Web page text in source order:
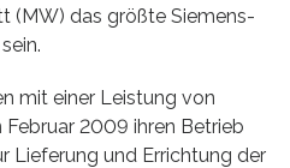
(MW) das größte Siemens-
mit einer Leistung von
2009 ihren Betrieb
Lieferung und Errichtung der